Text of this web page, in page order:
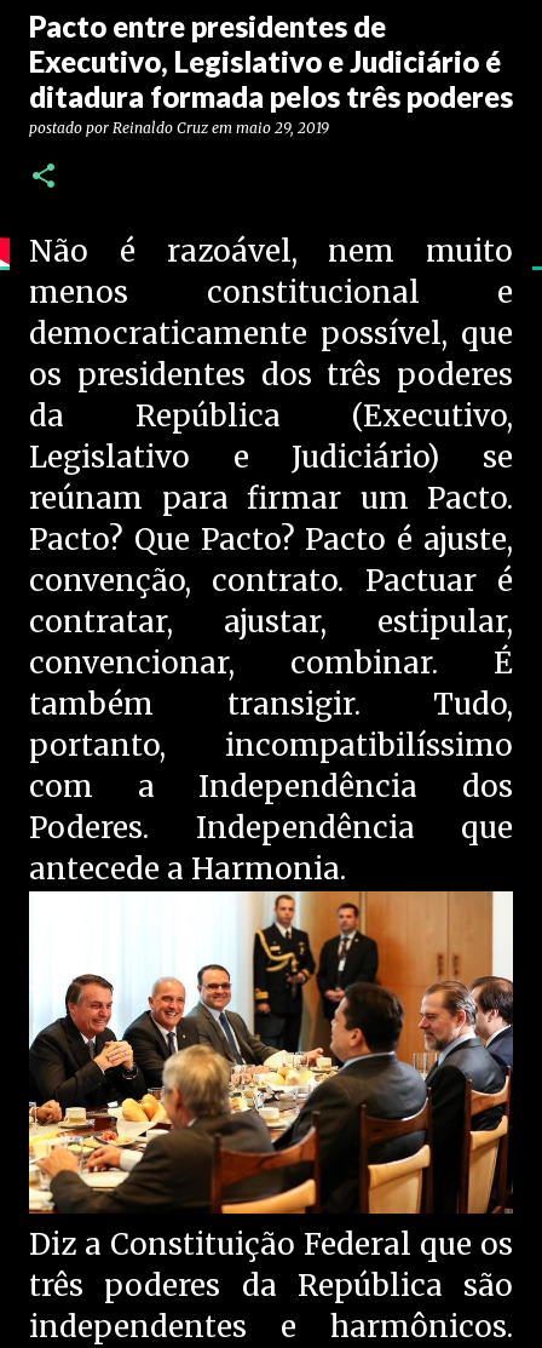
Pacto entre presidentes de
Executivo, Legislativo e Judiciário é
ditadura formada pelos três poderes
postado por Reinaldo Cruz em maio 29, 2019
Não é razoável, nem muito
menos constitucional e
democraticamente possível, que
os presidentes dos três poderes
da República (Executivo,
Legislativo e Judiciário) se
reúnam para firmar um Pacto.
Pacto? Que Pacto? Pacto é ajuste,
convenção, contrato. Pactuar é
contratar, ajustar, estipular,
convencionar, combinar. É
também transigir. Tudo,
portanto, incompatibilíssimo
com a Independência dos
Poderes. Independência que
antecede a Harmonia.
Diz a Constituição Federal que os
três poderes da República são
independentes e harmônicos.